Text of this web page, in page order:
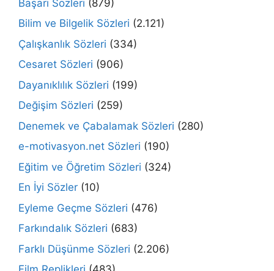
Başarı Sözleri (879)
Bilim ve Bilgelik Sözleri (2.121)
Çalışkanlık Sözleri (334)
Cesaret Sözleri (906)
Dayanıklılık Sözleri (199)
Değişim Sözleri (259)
Denemek ve Çabalamak Sözleri (280)
e-motivasyon.net Sözleri (190)
Eğitim ve Öğretim Sözleri (324)
En İyi Sözler (10)
Eyleme Geçme Sözleri (476)
Farkındalık Sözleri (683)
Farklı Düşünme Sözleri (2.206)